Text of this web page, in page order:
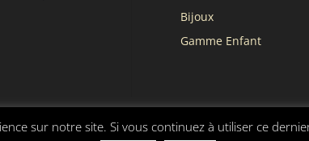
Bijoux
Gamme Enfant
de vente
sur notre site. Si vous continuez à utiliser ce